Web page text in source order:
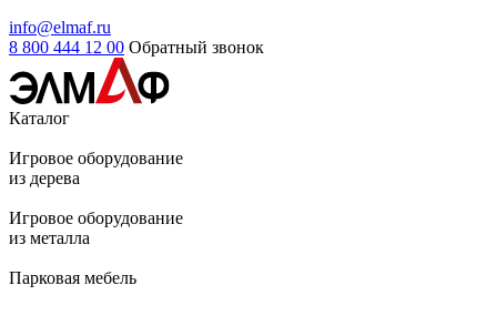
info@elmaf.ru
8 800 444 12 00 Обратный звонок
Каталог
Игровое оборудование
из дерева
Игровое оборудование
из металла
Парковая мебель